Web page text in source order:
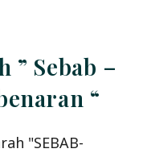
Sebab –
“
"SEBAB-